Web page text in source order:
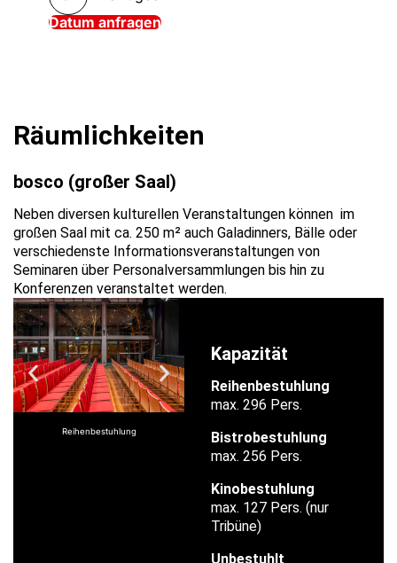
Datum anfragen
Räumlichkeiten
bosco (großer Saal)
Neben diversen kulturellen Veranstaltungen können im
großen Saal mit ca. 250 m² auch Galadinners, Bälle oder
verschiedenste Informationsveranstaltungen von
Seminaren über Personalversammlungen bis hin zu
Konferenzen veranstaltet werden.
Kapazität
Reihenbestuhlung
max. 296 Pers.
Bistrobestuhlung
max. 256 Pers.
Kinobestuhlung
max. 127 Pers. (nur
Tribüne)
Unbestuhlt
Reihenbestuhlung Reihenbestuhlung